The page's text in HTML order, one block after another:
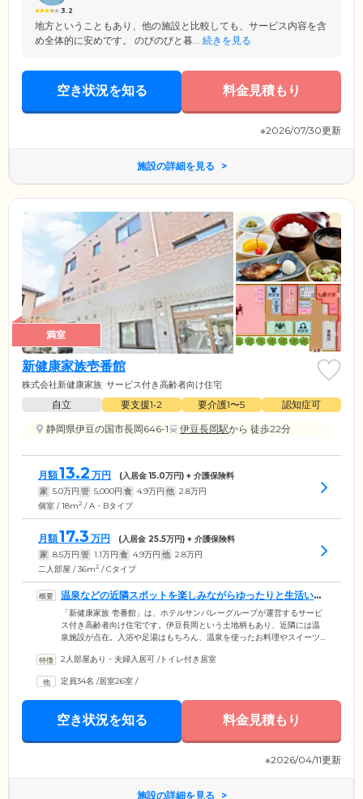
3.2
地方ということもあり、他の施設と比較しても、サービス内容を含
め全体的に安めです。 のびのびと暮... 続きを見る
空き状況を知る 料金見積もり
※2026/07/30更新
施設の詳細を見る
満室
新健康家族壱番館
株式会社新健康家族 サービス付き高齢者向け住宅
自立 要支援1•2 要介護1〜5
認知症可
静岡県伊豆の国市長岡646-1
伊豆長岡駅から 徒歩22分
月額13.2 万円 (入居金15.0万円) + 介護保険料
家 5.0万円 管 5,000円 食 4.9万円 他 2.8万円
個室 / 18m2 / A・Bタイプ
月額17.3 万円 (入居金 25.5万円) + 介護保険料
家 8.5万円 管 1.1万円 食 4.9万円 他 2.8万円
二人部屋 / 36m2 / Cタイプ
温泉などの近隣スポットを楽しみながらゆったりと生活いた
だけます
「新健康家族 壱番館」は、ホテルサンバレーグループが運営するサービ
ス付き高齢者向け住宅です。伊豆長岡という土地柄もあり、近隣には温
泉施設が点在。入浴や足湯はもちろん、温泉を使ったお料理やスイーツ
いる公園も徒歩圏内です。また、コンビニや外食できるお店もあり、ち
順天堂病院、慈広会記念病院、長岡リハビリテーションなどの医療施設
が近隣にあり、通院や検査などに便利なだけでなく、緊急時も安心で
2人部屋あり・夫婦入居可 /トイレ付き居室
定員34名 /居室26室 /
空き状況を知る 料金見積もり
※2026/04/11更新
施設の詳細を見る